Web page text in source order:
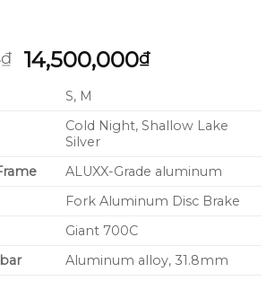
₫
Giá
15,790,000₫.
14,500,000₫Giá
là:
S, M
Cold Night, Shallow Lake
Silver
ALUXX-Grade aluminum
Fork Aluminum Disc Brake
Giant 700C
Aluminum alloy, 31.8mm